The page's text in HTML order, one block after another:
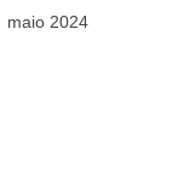
maio 2024